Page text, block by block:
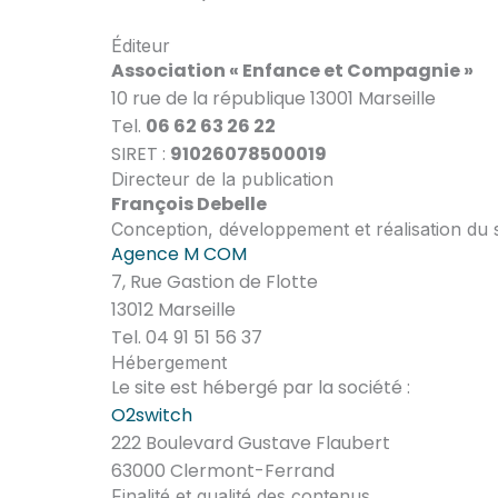
Éditeur
Association « Enfance et Compagnie »
10 rue de la république 13001 Marseille
Tel. 06 62 63 26 22
SIRET : 91026078500019
Directeur de la publication
François Debelle
Conception, développement et réalisation du
Agence M COM
7, Rue Gastion de Flotte
13012 Marseille
Tel. 04 91 51 56 37
Hébergement
Le site est hébergé par la société :
O2switch
222 Boulevard Gustave Flaubert
63000 Clermont-Ferrand